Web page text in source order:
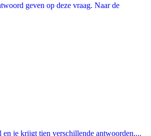
geven op deze vraag. Naar de
je krijgt tien verschillende antwoorden,...